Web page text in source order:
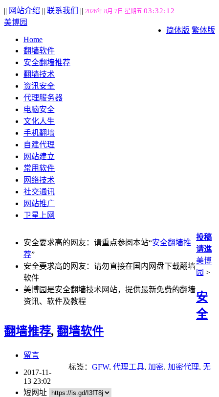
|| 网站介绍 || 联系我们 || 2026年 8月 7日 星期五 03:32:13
简体版 繁体版
美博园
Home
翻墙软件
安全翻墙推荐
翻墙技术
资讯安全
代理服务器
电脑安全
文化人生
手机翻墙
自建代理
网站建立
常用软件
网络技术
社交通讯
网站推广
卫星上网
安全要求高的网友：请重点参阅本站“安全翻墙推
荐”
安全要求高的网友：请勿直接在国内网盘下载翻墙
软件
美博园是安全翻墙技术网站，提供最新免费的翻墙
资讯、软件及教程
投稿
请進
美博
园 >
安
全
翻墙推荐, 翻墙软件
留言
标签： GFW, 代理工具, 加密, 加密代理, 无
2017-11-
13 23:02
短网址